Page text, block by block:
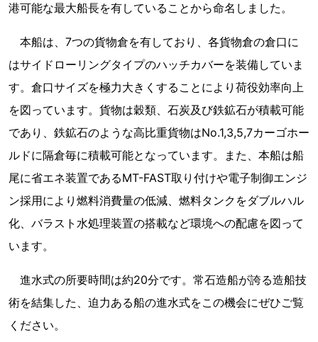
港可能な最大船長を有していることから命名しました。
本船は、7つの貨物倉を有しており、各貨物倉の倉口に
はサイドローリングタイプのハッチカバーを装備していま
す。倉口サイズを極力大きくすることにより荷役効率向上
を図っています。貨物は穀類、石炭及び鉄鉱石が積載可能
であり、鉄鉱石のような高比重貨物はNo.1,3,5,7カーゴホー
ルドに隔倉毎に積載可能となっています。また、本船は船
尾に省エネ装置であるMT-FAST取り付けや電子制御エンジ
ン採用により燃料消費量の低減、燃料タンクをダブルハル
化、バラスト水処理装置の搭載など環境への配慮を図って
います。
進水式の所要時間は約20分です。常石造船が誇る造船技
術を結集した、迫力ある船の進水式をこの機会にぜひご覧
ください。